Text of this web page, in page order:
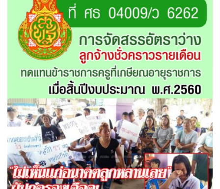
การจัดสรรอัตราว่างลูกจ้างชั่วคราวรายเดือนทดแทน
ข้าราชการครูที่เกษียณอายุราชการสิ้นปีงบงบประมาณ 60